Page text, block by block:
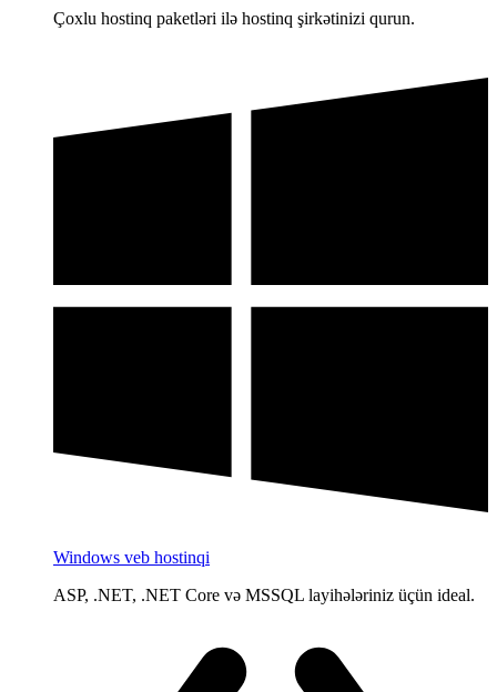
Çoxlu hostinq paketləri ilə hostinq şirkətinizi qurun.
Windows veb hostinqi
ASP, .NET, .NET Core və MSSQL layihələriniz üçün ideal.